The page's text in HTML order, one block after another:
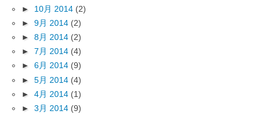
► 10月 2014 (2)
► 9月 2014 (2)
► 8月 2014 (2)
► 7月 2014 (4)
► 6月 2014 (9)
► 5月 2014 (4)
► 4月 2014 (1)
► 3月 2014 (9)